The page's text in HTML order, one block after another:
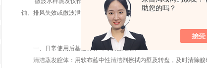
助您的吗？
蚀、排风失效或微波泄漏等问题，不仅影响浓缩效率，更可能危及人员
一、日常使用后基础保养（每次使用后）
清洁蒸发腔体：用软布蘸中性清洁剂擦拭内壁及转盘，及时清除酸